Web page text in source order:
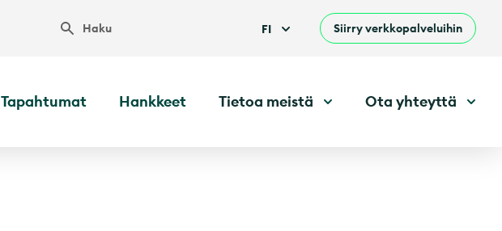
Haku FI Siirry verkkopalveluihin
Tapahtumat Hankkeet Tietoa meistä Ota yhteyttä